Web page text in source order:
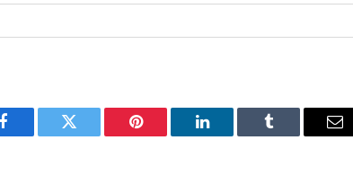
Facebook Twitter Pinterest LinkedIn Tumblr
E-